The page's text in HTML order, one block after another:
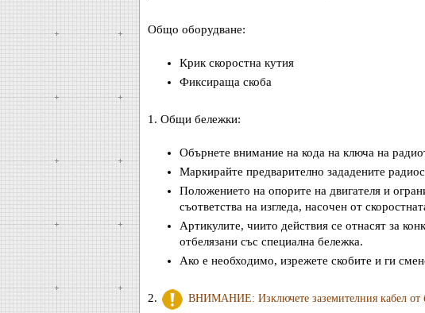
Общо оборудване:
Крик скоростна кутия
Фиксираща скоба
1. Общи бележки:
Обърнете внимание на кода на ключа на
Маркирайте предварително зададените
Положението на опорите на двигателя и
съответства на изгледа, насочен от
Артикулите, чиито действия се отнасят за
отбелязани със специална бележка.
Ако е необходимо, изрежете скобите и ги
2. ВНИМАНИЕ: Изключете заземителния кабел от